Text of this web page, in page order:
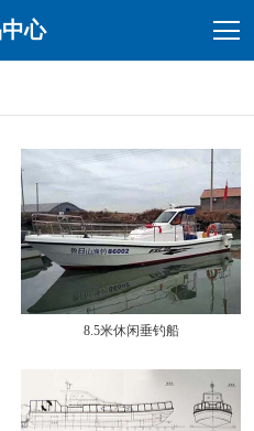
心
8.5米休闲垂钓船